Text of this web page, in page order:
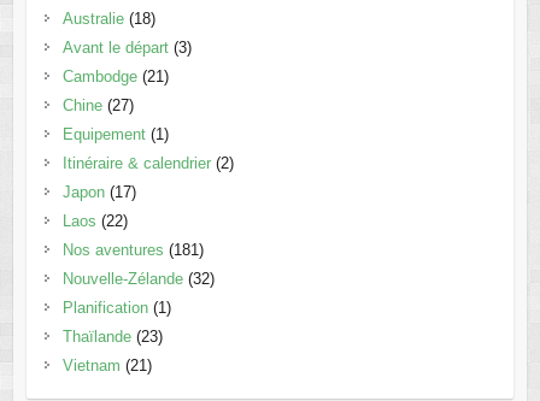
Australie(18)
Avant le départ(3)
Cambodge(21)
Chine(27)
Equipement(1)
Itinéraire & calendrier(2)
Japon(17)
Laos (22)
Nos aventures (181)
Nouvelle-Zélande(32)
Planification(1)
Thaïlande(23)
Vietnam (21)